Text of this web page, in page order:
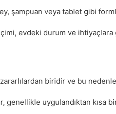
şampuan veya tablet gibi
evdeki durum ve
biridir ve bu
genellikle uygulandıktan kısa